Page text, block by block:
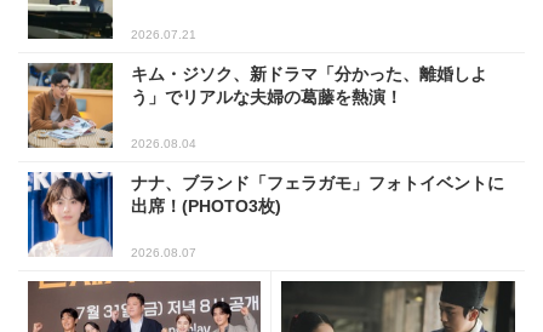
2026.07.21
キム・ジソク、新ドラマ「分かった、離婚しよ
う」でリアルな夫婦の葛藤を熱演！
2026.08.04
ナナ、ブランド「フェラガモ」フォトイベントに
出席！(PHOTO3枚)
2026.08.07